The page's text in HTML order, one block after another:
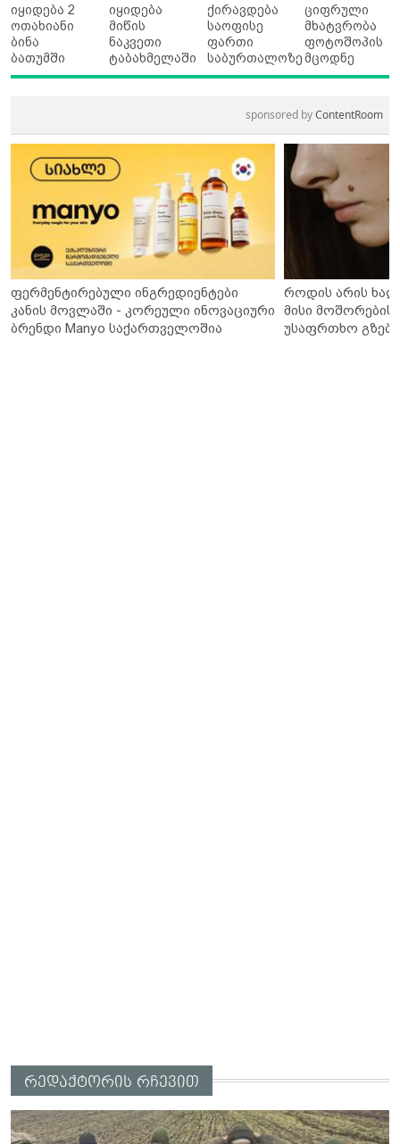
იყიდება 2
ოთახიანი
ბინა
ბათუმში
იყიდება
მიწის
ნაკვეთი
ტაბახმელაში
ქირავდება
საოფისე
ფართი
საბურთალოზე
ციფრული
მხატვრობა
ფოტოშოპის
მცოდნე
sponsored byContentRoom
ფერმენტირებული ინგრედიენტები
კანის მოვლაში - კორეული ინოვაციური
ბრენდი Manyo საქართველოშია
როდის არის
მისი მოშორების
უსაფრთხო გზები
რედაქტორის რჩევით